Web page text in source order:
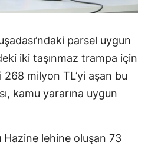
parsel uygun
iki taşınmaz trampa için
milyon TL’yi aşan bu
kamu yararına uygun
lehine oluşan 73